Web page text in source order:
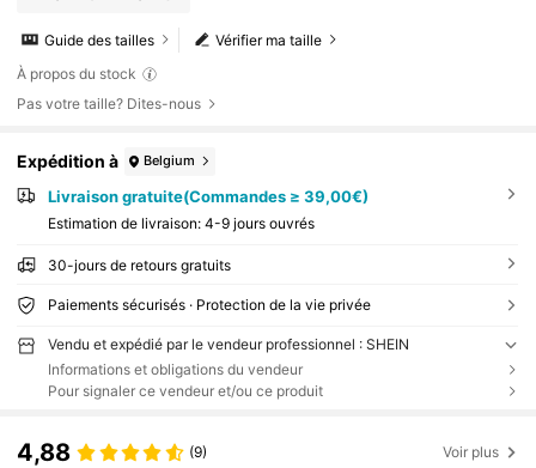
Vérifier ma taille
Guide des tailles
À propos du stock
Pas votre taille? Dites-nous
Expédition à Belgium
Livraison gratuite(Commandes ≥ 39,00€)
Estimation de livraison: 4-9 jours ouvrés
30-jours de retours gratuits
Paiements sécurisés · Protection de la vie privée
Vendu et expédié par le vendeur professionnel : SHEIN
Informations et obligations du vendeur
Pour signaler ce vendeur et/ou ce produit
4,88 (9) Voir plus